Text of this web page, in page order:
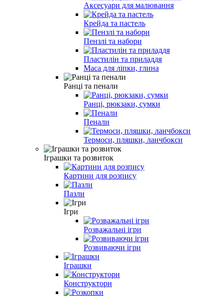
Аксесуари для малювання
Крейда та пастель
Пензлі та набори
Пластилін та приладдя
Маса для ліпки, глина
Ранці та пенали
Ранці, рюкзаки, сумки
Пенали
Термоси, пляшки, ланчбокси
Іграшки та розвиток
Картини для розпису
Пазли
Ігри
Розважальні ігри
Розвиваючи iгри
Іграшки
Конструктори